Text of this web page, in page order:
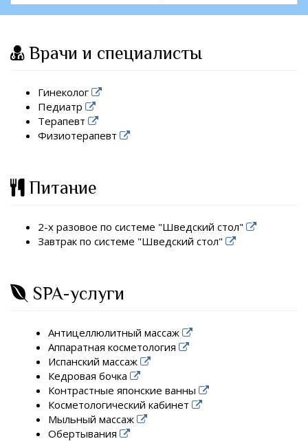
Врачи и специалисты
Гинеколог
Педиатр
Терапевт
Физиотерапевт
Питание
2-х разовое по системе "Шведский стол"
Завтрак по системе "Шведский стол"
SPA-услуги
Антицеллюлитный массаж
Аппаратная косметология
Испанский массаж
Кедровая бочка
Контрастные японские ванны
Косметологический кабинет
Мыльный массаж
Обертывания